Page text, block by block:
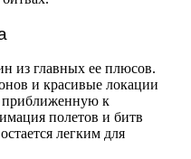
из главных ее плюсов.
и красивые локации
приближенную к
полетов и битв
легким для